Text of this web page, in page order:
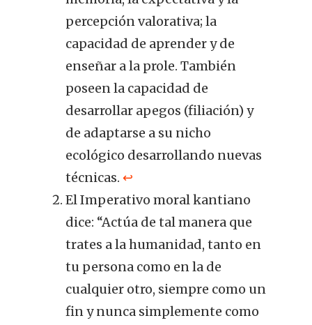
percepción valorativa; la
capacidad de aprender y de
enseñar a la prole. También
poseen la capacidad de
desarrollar apegos (filiación) y
de adaptarse a su nicho
ecológico desarrollando nuevas
técnicas. ↩︎
El Imperativo moral kantiano
dice: “Actúa de tal manera que
trates a la humanidad, tanto en
tu persona como en la de
cualquier otro, siempre como un
fin y nunca simplemente como